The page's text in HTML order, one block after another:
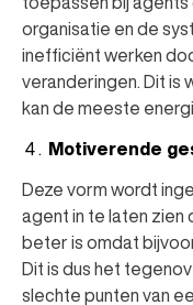
organisatie en de
inefficiënt werken
veranderingen. Dit is
kan de meeste
Motiverende
Deze vorm wordt
agent in te laten zien
beter is omdat
Dit is dus het
slechte punten van